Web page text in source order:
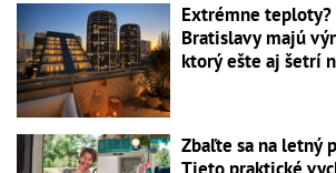
Extrémne teploty?
Bratislavy majú
ktorý ešte aj šetrí
Zbaľte sa na letný